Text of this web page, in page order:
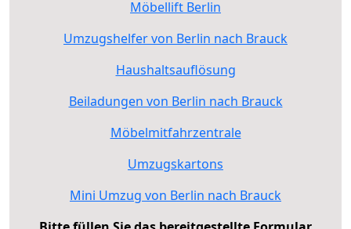
Möbellift Berlin
Umzugshelfer von Berlin nach Brauck
Haushaltsauflösung
Beiladungen von Berlin nach Brauck
Möbelmitfahrzentrale
Umzugskartons
Mini Umzug von Berlin nach Brauck